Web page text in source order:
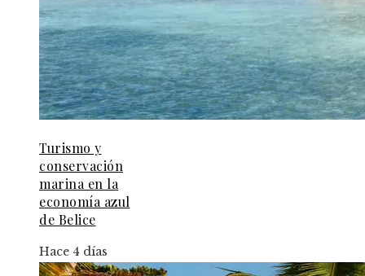
Turismo y
conservación
marina en la
economía azul
de Belice
Hace 4 días